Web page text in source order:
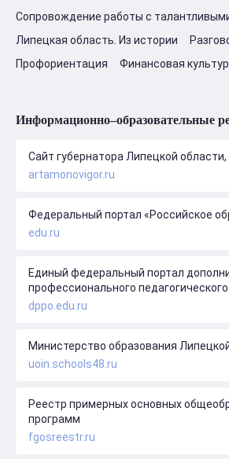
Сопровождение работы с
Липецкая область. Из истории
Профориентация
Финансовая
Информационно–образовательные
Сайт губернатора Липецкой области,
artamonovigor.ru
Федеральный портал «Российское
edu.ru
Единый федеральный портал
профессионального
dppo.edu.ru
Министерство образования
uoin.schools48.ru
Реестр примерных основных
программ
fgosreestr.ru